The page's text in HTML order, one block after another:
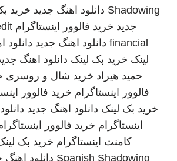
Shadowing دانلود اهنگ جدید خرید
جدید خرید فالوور اینستاگرام
financial دانلود اهنگ جدید دانلود
لینک خرید بک لینک دانلود اهنگ
حمید هیراد خرید شال و روسری
فالوور اینستاگرام خرید فالوور
خرید بک لینک دانلود اهنگ جدید
اینستاگرام خرید فالوور
کامنت اینستاگرام خرید بک
Spanish Shadowing دانلود اهنگ